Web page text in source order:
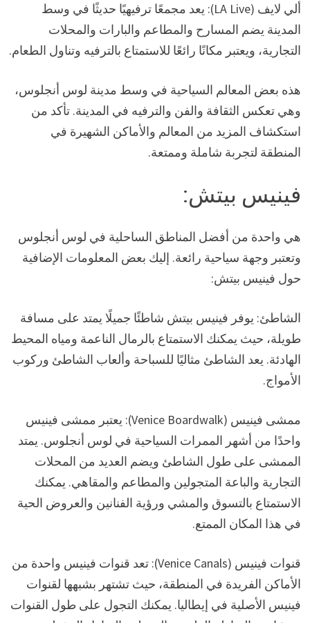
ألي لايف (LA Live): يعد مجمعًا ترفيهيًا حديثًا في وسط
المدينة يضم المسارح والمطاعم والبارات والمحلات
التجارية، ويعتبر مكانًا رائعًا للاستمتاع بالترفيه وتناول الطعام.
هذه بعض المعالم السياحية في وسط مدينة لوس أنجلوس،
وهي تعكس الثقافة والفن والترفيه في المدينة. تأكد من
استكشاف المزيد من المعالم والأماكن الشهيرة في
المنطقة لتجربة شاملة وممتعة.
فينيس بيتش:
هي واحدة من أفضل المناطق الساحلية في لوس أنجلوس
وتعتبر وجهة سياحية رائعة. إليك بعض المعلومات الإضافية
حول فينيس بيتش:
الشاطئ: يوفر فينيس بيتش شاطئًا جميلًا يمتد على مسافة
طويلة، حيث يمكنك الاستمتاع بالرمال الناعمة ومياه المحيط
الهادئة. يعد الشاطئ مثاليًا للسباحة وألعاب الشاطئ وركوب
الأمواج.
ممشى فينيس (Venice Boardwalk): يعتبر ممشى فينيس
واحدًا من أشهر الممرات السياحية في لوس أنجلوس. يمتد
الممشى على طول الشاطئ ويضم العديد من المحلات
التجارية والباعة المتجولين والمطاعم والمقاهي. يمكنك
الاستمتاع بالتسوق والمشي ورؤية الفنانين والعروض الحية
في هذا المكان الممتع.
قنوات فينيس (Venice Canals): تعد قنوات فينيس واحدة من
الأماكن الفريدة في المنطقة، حيث تشتهر بشبهها لقنوات
فينيس الأصلية في إيطاليا. يمكنك التجول على طول القنوات